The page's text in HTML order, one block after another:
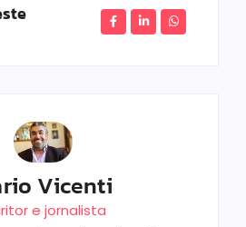
Vicenti
e jornalista